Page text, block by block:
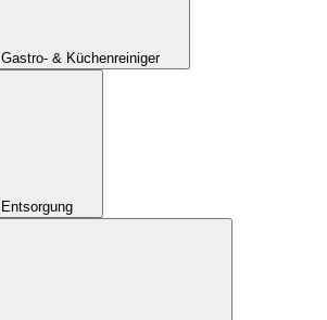
Gastro- & Küchenreiniger
Entsorgung